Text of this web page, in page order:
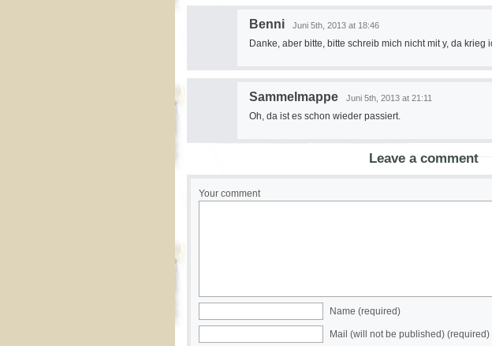
Benni Juni 5th, 2013 at 18:46
Danke, aber bitte, bitte schreib mich nicht mit y, da krieg
Sammelmappe Juni 5th, 2013 at 21:11
Oh, da ist es schon wieder passiert.
Leave a comment
Your comment
Name (required)
Mail (will not be published) (required)